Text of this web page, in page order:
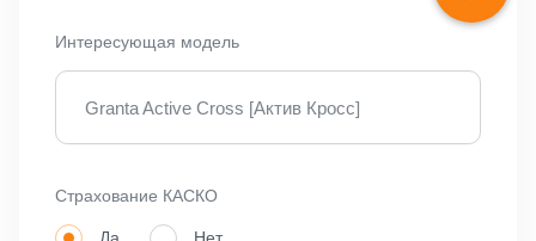
Интересующая модель
Granta Active Cross [Актив Кросс]
Страхование КАСКО
Да Нет